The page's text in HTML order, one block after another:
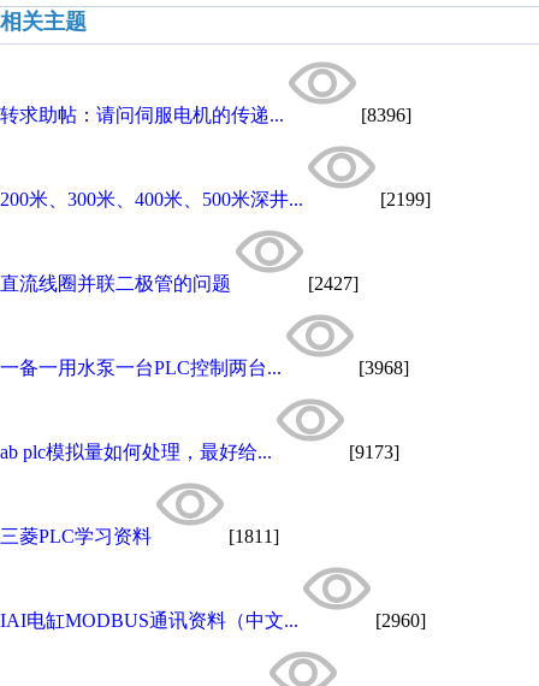
相关主题
转求助帖：请问伺服电机的传递... [8396]
200米、300米、400米、500米深井... [2199]
直流线圈并联二极管的问题 [2427]
一备一用水泵一台PLC控制两台... [3968]
ab plc模拟量如何处理，最好给... [9173]
三菱PLC学习资料 [1811]
IAI电缸MODBUS通讯资料（中文... [2960]